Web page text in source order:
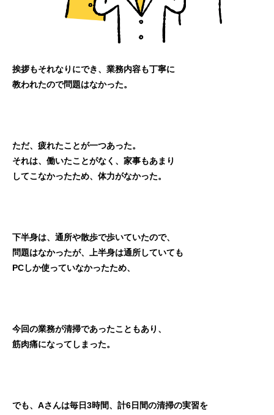
挨拶もそれなりにでき、業務内容も丁寧に
教われたので問題はなかった。
ただ、疲れたことが一つあった。
それは、働いたことがなく、家事もあまり
してこなかったため、体力がなかった。
下半身は、通所や散歩で歩いていたので、
問題はなかったが、上半身は通所していても
PCしか使っていなかったため、
今回の業務が清掃であったこともあり、
筋肉痛になってしまった。
でも、Aさんは毎日3時間、計6日間の清掃の実習を